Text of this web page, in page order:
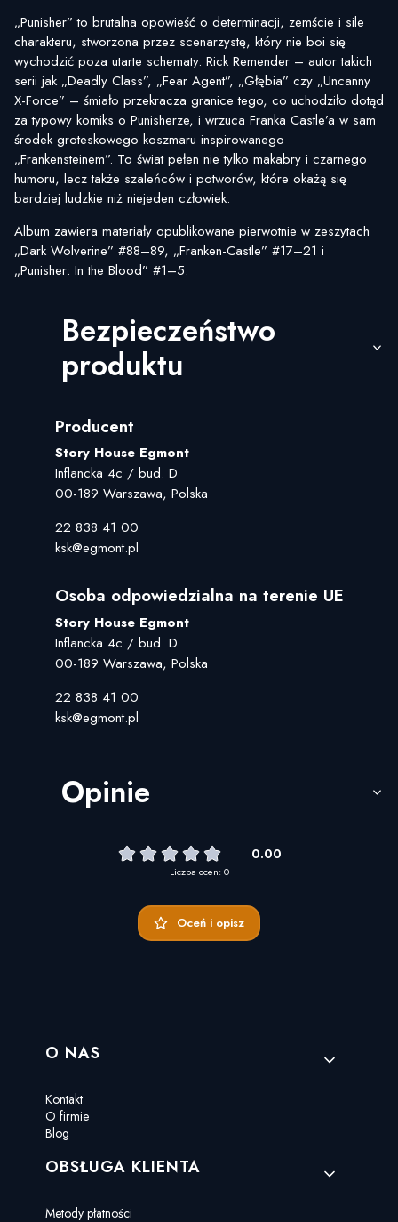
„Punisher” to brutalna opowieść o determinacji, zemście i sile
charakteru, stworzona przez scenarzystę, który nie boi się
wychodzić poza utarte schematy. Rick Remender – autor takich
serii jak „Deadly Class”, „Fear Agent”, „Głębia” czy „Uncanny
X-Force” – śmiało przekracza granice tego, co uchodziło dotąd
za typowy komiks o Punisherze, i wrzuca Franka Castle’a w sam
środek groteskowego koszmaru inspirowanego
„Frankensteinem”. To świat pełen nie tylko makabry i czarnego
humoru, lecz także szaleńców i potworów, które okażą się
bardziej ludzkie niż niejeden człowiek.
Album zawiera materiały opublikowane pierwotnie w zeszytach
„Dark Wolverine” #88–89, „Franken-Castle” #17–21 i
„Punisher: In the Blood” #1–5.
Bezpieczeństwo
produktu
Producent
Story House Egmont
Inflancka 4c / bud. D
00-189 Warszawa, Polska
22 838 41 00
ksk@egmont.pl
Osoba odpowiedzialna na terenie UE
Story House Egmont
Inflancka 4c / bud. D
00-189 Warszawa, Polska
22 838 41 00
ksk@egmont.pl
Opinie
0.00
Liczba ocen: 0
Oceń i opisz
Linki w stopce
O NAS
Kontakt
O firmie
Blog
OBSŁUGA KLIENTA
Metody płatności